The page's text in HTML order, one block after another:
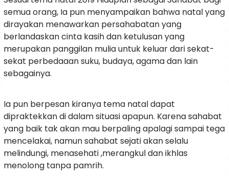
semua orang, Ia pun menyampaikan bahwa natal yang
dirayakan menawarkan persahabatan yang
berlandaskan cinta kasih dan ketulusan yang
merupakan panggilan mulia untuk keluar dari sekat-
sekat perbedaaan suku, budaya, agama dan lain
sebagainya.
Ia pun berpesan kiranya tema natal dapat
dipraktekkan di dalam situasi apapun. Karena sahabat
yang baik tak akan mau berpaling apalagi sampai tega
mencelakai, namun sahabat sejati akan selalu
melindungi, menasehati ,merangkul dan ikhlas
menolong tanpa pamrih.